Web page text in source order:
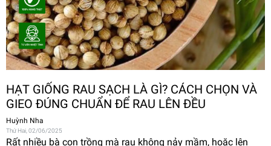
HẠT GIỐNG RAU SẠCH LÀ GÌ? CÁCH CHỌN VÀ
GIEO ĐÚNG CHUẨN ĐỂ RAU LÊN ĐỀU
Huỳnh Nha
Thứ Hai, 02/06/2025
Rất nhiều bà con trồng mà rau không nảy mầm, hoặc lên